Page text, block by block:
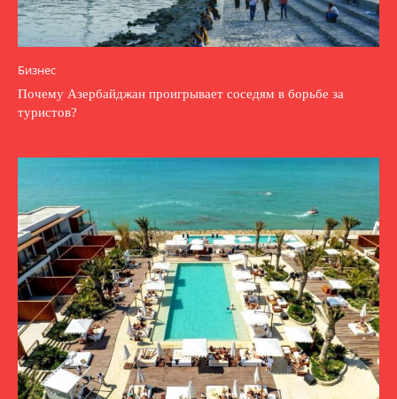
Бизнес
Почему Азербайджан проигрывает соседям в борьбе за
туристов?